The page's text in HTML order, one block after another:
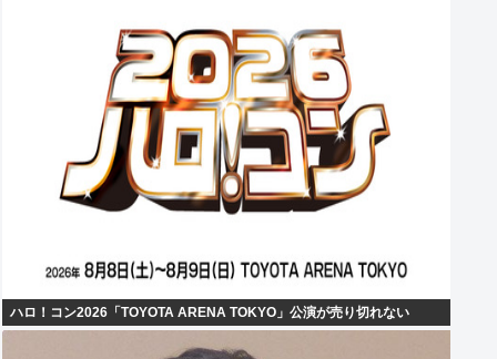
ハロ！コン2026「TOYOTA ARENA TOKYO」公演が売り切れない